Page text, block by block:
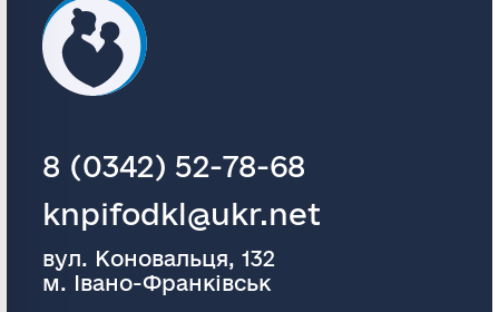
8 (0342) 52-78-68
knpifodkl@ukr.net
вул. Коновальця, 132
м. Івано-Франківськ